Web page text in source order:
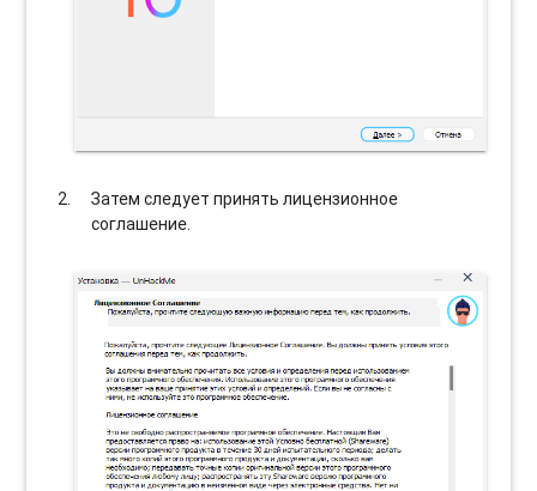
Затем следует принять лицензионное
соглашение.